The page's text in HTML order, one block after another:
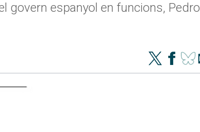
govern espanyol en funcions, Pedro